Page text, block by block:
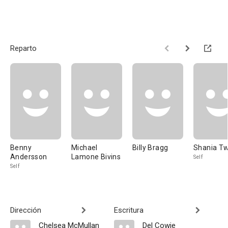
Reparto
Benny
Andersson
Self
Michael
Lamone Bivins
Billy Bragg Shania
Self
Dirección
Chelsea McMullan
Escritura
Del Cowie